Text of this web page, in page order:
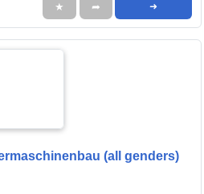
★ ➦ ➜
(all genders)